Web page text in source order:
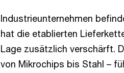
Industrieunternehmen
hat die etablierten
Lage zusätzlich verschärft.
von Mikrochips bis Stahl –